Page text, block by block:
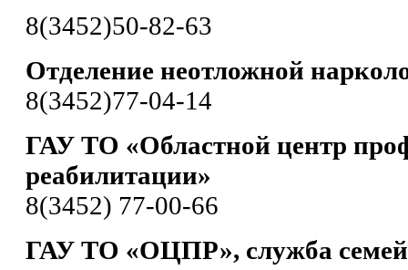
8(3452)50-82-63
Отделение неотложной
8(3452)77-04-14
ГАУ ТО «Областной центр
реабилитации»
8(3452) 77-00-66
ГАУ ТО «ОЦПР», служба